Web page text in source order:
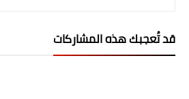
قد تُعجبك هذه المشاركات